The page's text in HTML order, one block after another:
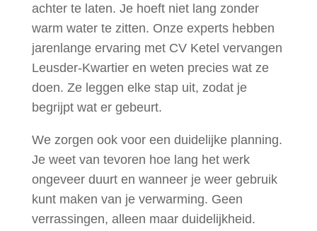
achter te laten. Je hoeft niet lang zonder
warm water te zitten. Onze experts hebben
jarenlange ervaring met CV Ketel vervangen
Leusder-Kwartier en weten precies wat ze
doen. Ze leggen elke stap uit, zodat je
begrijpt wat er gebeurt.
We zorgen ook voor een duidelijke planning.
Je weet van tevoren hoe lang het werk
ongeveer duurt en wanneer je weer gebruik
kunt maken van je verwarming. Geen
verrassingen, alleen maar duidelijkheid.